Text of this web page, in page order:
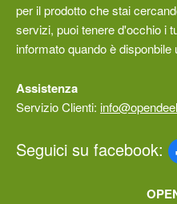
per il prodotto che stai
servizi, puoi tenere d'occhio i
informato quando è disponbile
Assistenza
Servizio Clienti:
Seguici su facebook: